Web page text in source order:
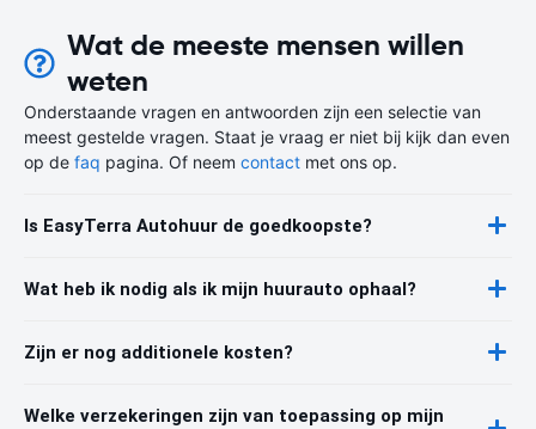
Wat de meeste mensen willen
weten
Onderstaande vragen en antwoorden zijn een selectie van
meest gestelde vragen. Staat je vraag er niet bij kijk dan even
op de faq pagina. Of neem contact met ons op.
Is EasyTerra Autohuur de goedkoopste?
Wat heb ik nodig als ik mijn huurauto ophaal?
Zijn er nog additionele kosten?
Welke verzekeringen zijn van toepassing op mijn